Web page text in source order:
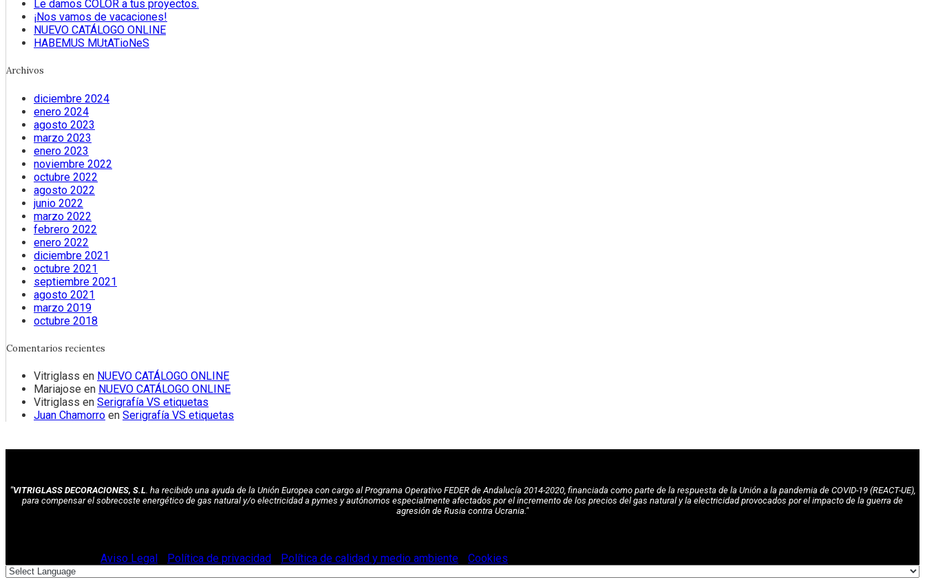
Le damos COLOR a tus proyectos.
¡Nos vamos de vacaciones!
NUEVO CATÁLOGO ONLINE
HABEMUS MUtATioNeS
Archivos
diciembre 2024
enero 2024
agosto 2023
marzo 2023
enero 2023
noviembre 2022
octubre 2022
agosto 2022
junio 2022
marzo 2022
febrero 2022
enero 2022
diciembre 2021
octubre 2021
septiembre 2021
agosto 2021
marzo 2019
octubre 2018
Comentarios recientes
Vitriglass en NUEVO CATÁLOGO ONLINE
Mariajose en NUEVO CATÁLOGO ONLINE
Vitriglass en Serigrafía VS etiquetas
Juan Chamorro en Serigrafía VS etiquetas
"VITRIGLASS DECORACIONES, S.L . ha recibido una ayuda de la Unión Europea con cargo al Programa Operativo FEDER de Andalucía 2014-2020, financiada como parte de la respuesta de la Unión a la pandemia de COVID-19 (REACT-UE),
para compensar el sobrecoste energético de gas natural y/o electricidad a pymes y autónomos especialmente afectados por el incremento de los precios del gas natural y la electricidad provocados por el impacto de la guerra de
agresión de Rusia contra Ucrania."
Aviso Legal Política de privacidad Política de calidad y medio ambiente Cookies